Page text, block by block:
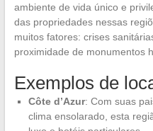
ambiente de vida único e
das propriedades nessas
muitos fatores: crises
proximidade de monumentos
Exemplos de
Côte d’Azur: Com suas
clima ensolarado, esta